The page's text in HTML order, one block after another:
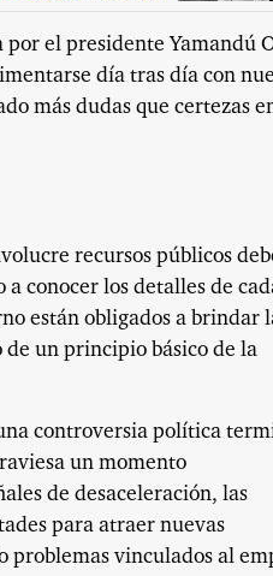
el presidente Yamandú
día tras día con
más dudas que certezas
recursos públicos
conocer los detalles de
están obligados a brindar
un principio básico de la
controversia política
un momento
de desaceleración, las
para atraer nuevas
problemas vinculados al